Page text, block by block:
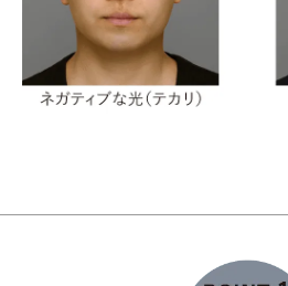
うるおいキャッチ膜
を形成し
いキャッチ体勢を整える。
*うるおいキャッチ成分（塩化ジメチルジア